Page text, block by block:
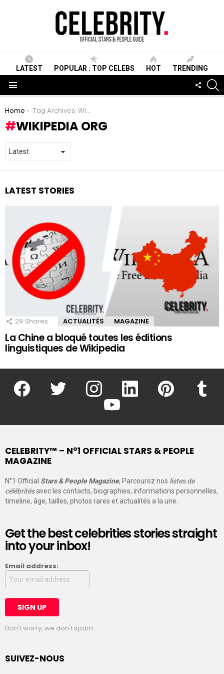
LATEST POPULAR : TOP CELEBS HOT TRENDING
You are here:
Home Tag Archives: Wikipedia org
WIKIPEDIA ORG
LATEST STORIES
29 Shares ACTUALITÉS MAGAZINE
La Chine a bloqué toutes les éditions
linguistiques de Wikipedia
facebook twitter instagram linkedin pinterest
youtube
CELEBRITY™ – N°1 OFFICIAL STARS & PEOPLE
MAGAZINE
N°1 Official Stars & People Magazine, Parcourez nos listes de
célébritésavec les contacts, biographies, informations personnelles,
timeline, âge, tailles, photos rares et actualités a la une.
Get the best celebrities stories straight
into your inbox!
Email address:
Don't worry, we don't spam
SUIVEZ-NOUS